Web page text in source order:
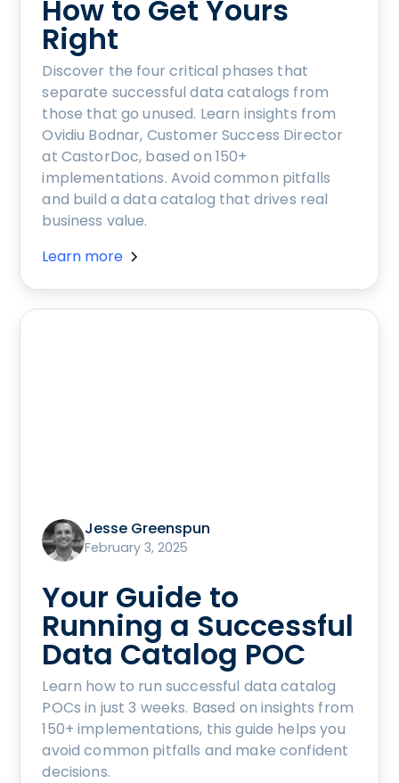
How to Get Yours
Right
Discover the four critical phases that
separate successful data catalogs from
those that go unused. Learn insights from
Ovidiu Bodnar, Customer Success Director
at CastorDoc, based on 150+
implementations. Avoid common pitfalls
and build a data catalog that drives real
business value.
Learn more
Jesse Greenspun
February 3, 2025
Your Guide to
Running a Successful
Data Catalog POC
Learn how to run successful data catalog
POCs in just 3 weeks. Based on insights from
150+ implementations, this guide helps you
avoid common pitfalls and make confident
decisions.